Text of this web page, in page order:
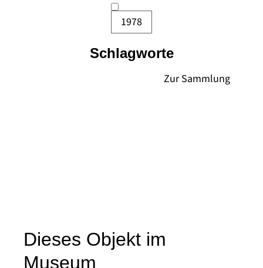
1978
Schlagworte
Dieses Objekt im
Museum